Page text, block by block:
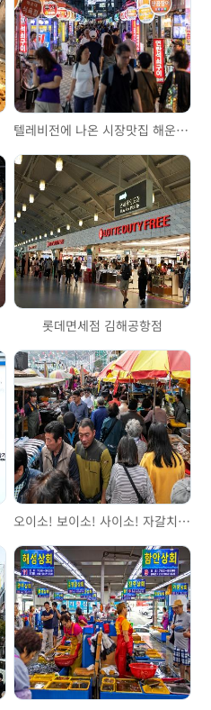
텔레비전에 나온 시장맛집 해운대시장
롯데면세점 김해공항점
오이소! 보이소! 사이소! 자갈치시장